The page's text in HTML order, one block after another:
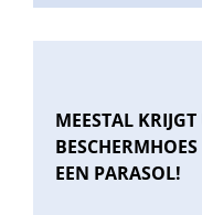
MEESTAL
EEN PARASOL!